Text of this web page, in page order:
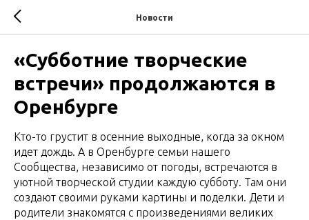
Новости
«Субботние творческие
встречи» продолжаются в
Оренбурге
Кто-то грустит в осенние выходные, когда за окном
идет дождь. А в Оренбурге семьи нашего
Сообщества, независимо от погоды, встречаются в
уютной творческой студии каждую субботу. Там они
создают своими руками картины и поделки. Дети и
родители знакомятся с произведениями великих